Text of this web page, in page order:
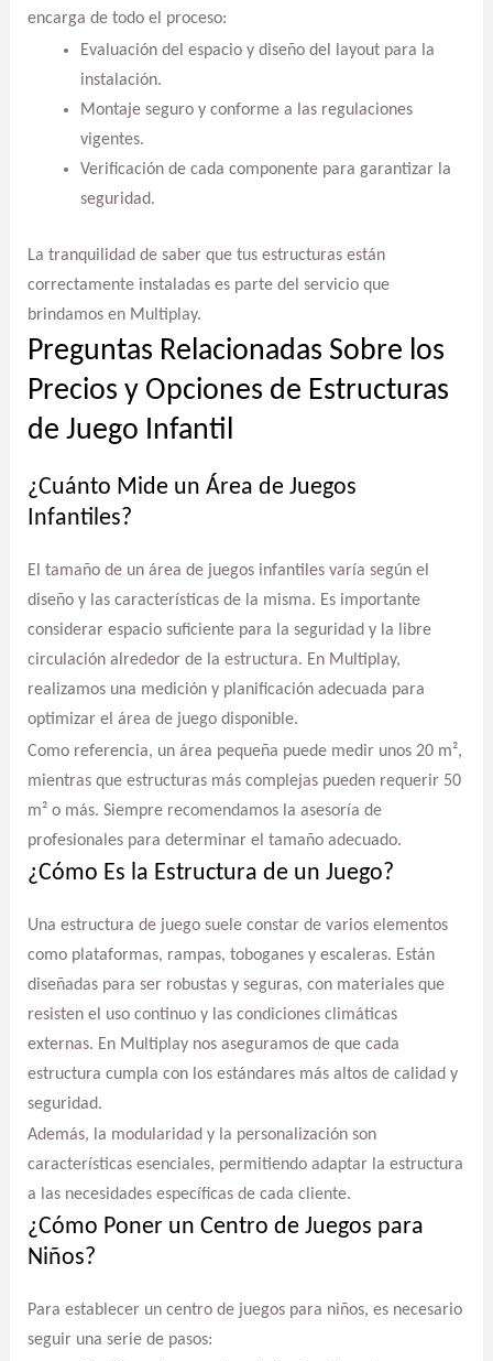
encarga de todo el proceso:
Evaluación del espacio y diseño del layout para la
instalación.
Montaje seguro y conforme a las regulaciones
vigentes.
Verificación de cada componente para garantizar la
seguridad.
La tranquilidad de saber que tus estructuras están
correctamente instaladas es parte del servicio que
brindamos en Multiplay.
Preguntas Relacionadas Sobre los
Precios y Opciones de Estructuras
de Juego Infantil
¿Cuánto Mide un Área de Juegos
Infantiles?
El tamaño de un área de juegos infantiles varía según el
diseño y las características de la misma. Es importante
considerar espacio suficiente para la seguridad y la libre
circulación alrededor de la estructura. En Multiplay,
realizamos una medición y planificación adecuada para
optimizar el área de juego disponible.
Como referencia, un área pequeña puede medir unos 20 m²,
mientras que estructuras más complejas pueden requerir 50
m² o más. Siempre recomendamos la asesoría de
profesionales para determinar el tamaño adecuado.
¿Cómo Es la Estructura de un Juego?
Una estructura de juego suele constar de varios elementos
como plataformas, rampas, toboganes y escaleras. Están
diseñadas para ser robustas y seguras, con materiales que
resisten el uso continuo y las condiciones climáticas
externas. En Multiplay nos aseguramos de que cada
estructura cumpla con los estándares más altos de calidad y
seguridad.
Además, la modularidad y la personalización son
características esenciales, permitiendo adaptar la estructura
a las necesidades específicas de cada cliente.
¿Cómo Poner un Centro de Juegos para
Niños?
Para establecer un centro de juegos para niños, es necesario
seguir una serie de pasos: